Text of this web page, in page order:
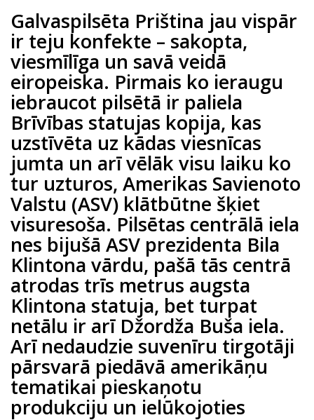
Galvaspilsēta Priština jau vispār
ir teju konfekte – sakopta,
viesmīlīga un savā veidā
eiropeiska. Pirmais ko ieraugu
iebraucot pilsētā ir paliela
Brīvības statujas kopija, kas
uzstīvēta uz kādas viesnīcas
jumta un arī vēlāk visu laiku ko
tur uzturos, Amerikas Savienoto
Valstu (ASV) klātbūtne šķiet
visuresoša. Pilsētas centrālā iela
nes bijušā ASV prezidenta Bila
Klintona vārdu, pašā tās centrā
atrodas trīs metrus augsta
Klintona statuja, bet turpat
netālu ir arī Džordža Buša iela.
Arī nedaudzie suvenīru tirgotāji
pārsvarā piedāvā amerikāņu
tematikai pieskaņotu
produkciju un ielūkojoties